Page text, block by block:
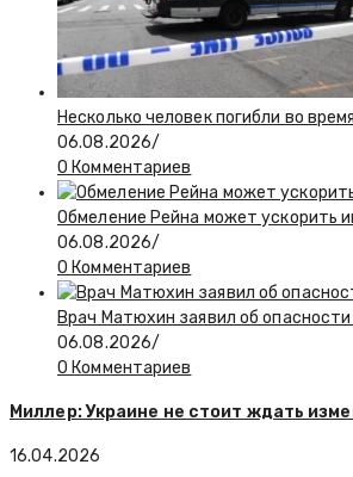
Несколько человек погибли во
06.08.2026/
0 Комментариев
Обмеление Рейна может ускорить
06.08.2026/
0 Комментариев
Врач Матюхин заявил об
06.08.2026/
0 Комментариев
Миллер: Украине не стоит ждать
16.04.2026